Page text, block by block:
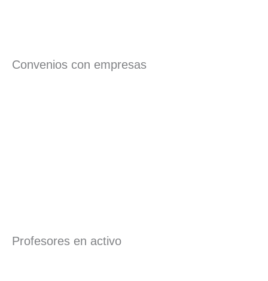
Convenios con empresas
Profesores en activo